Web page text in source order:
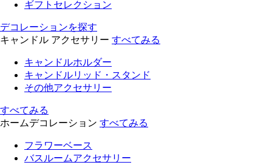
ギフトセレクション
デコレーションを探す
キャンドル アクセサリー すべてみる
キャンドルホルダー
キャンドルリッド・スタンド
その他アクセサリー
すべてみる
ホームデコレーション すべてみる
フラワーベース
バスルームアクセサリー